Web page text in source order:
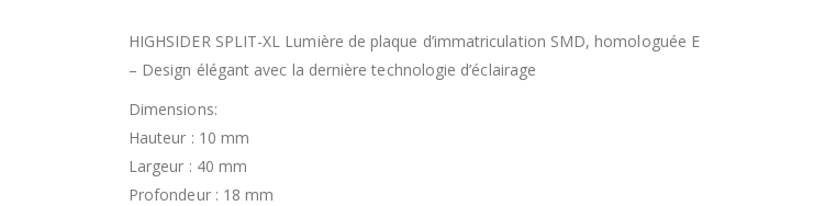
HIGHSIDER SPLIT-XL Lumière de plaque d’immatriculation SMD, homologuée E
– Design élégant avec la dernière technologie d’éclairage
Dimensions:
Hauteur : 10 mm
Largeur : 40 mm
Profondeur : 18 mm